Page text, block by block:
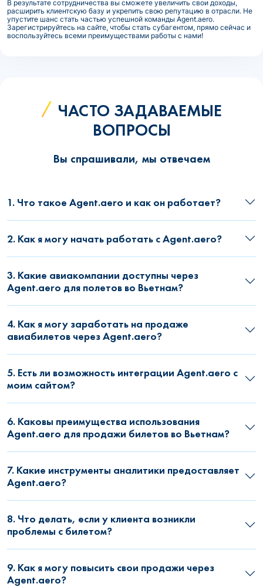
В результате сотрудничества вы сможете увеличить свои доходы,
расширить клиентскую базу и укрепить свою репутацию в отрасли. Не
упустите шанс стать частью успешной команды Agent.aero.
Зарегистрируйтесь на сайте, чтобы стать субагентом, прямо сейчас и
воспользуйтесь всеми преимуществами работы с нами!
ЧАСТО ЗАДАВАЕМЫЕ
ВОПРОСЫ
Вы спрашивали, мы отвечаем
1. Что такое Agent.aero и как он работает?
2. Как я могу начать работать с Agent.aero?
3. Какие авиакомпании доступны через
Agent.aero для полетов во Вьетнам?
4. Как я могу заработать на продаже
авиабилетов через Agent.aero?
5. Есть ли возможность интеграции Agent.aero с
моим сайтом?
6. Каковы преимущества использования
Agent.aero для продажи билетов во Вьетнам?
7. Какие инструменты аналитики предоставляет
Agent.aero?
8. Что делать, если у клиента возникли
проблемы с билетом?
9. Как я могу повысить свои продажи через
Agent.aero?